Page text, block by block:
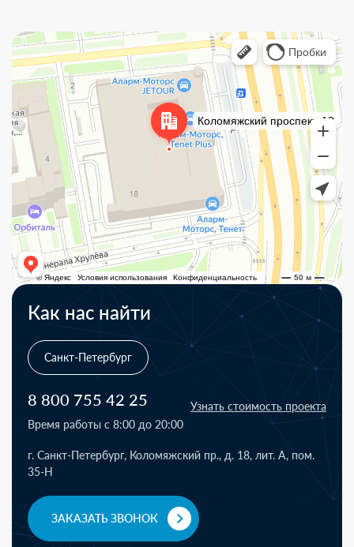
Как нас найти
Санкт-Петербург
8 800 755 42 25
Время работы с 8:00 до 20:00
Узнать стоимость проекта
г. Санкт-Петербург, Коломяжский пр., д. 18, лит. А, пом.
35-Н
ЗАКАЗАТЬ ЗВОНОК